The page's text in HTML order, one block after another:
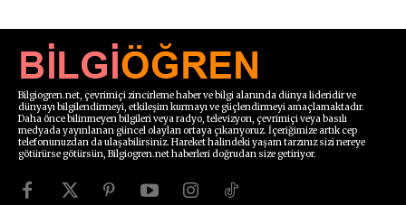
Bilgiogren.net, çevrimiçi zincirleme haber ve bilgi alanında dünya lideridir ve
dünyayı bilgilendirmeyi, etkileşim kurmayı ve güçlendirmeyi amaçlamaktadır.
Daha önce bilinmeyen bilgileri veya radyo, televizyon, çevrimiçi veya basılı
medyada yayınlanan güncel olayları ortaya çıkarıyoruz. İçeriğimize artık cep
telefonunuzdan da ulaşabilirsiniz. Hareket halindeki yaşam tarzınız sizi nereye
götürürse götürsün, Bilgiogren.net haberleri doğrudan size getiriyor.